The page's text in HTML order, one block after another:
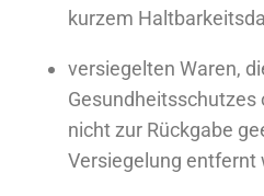
kurzem
versiegelten Waren,
Gesundheitsschutzes
nicht zur Rückgabe
Versiegelung entfernt